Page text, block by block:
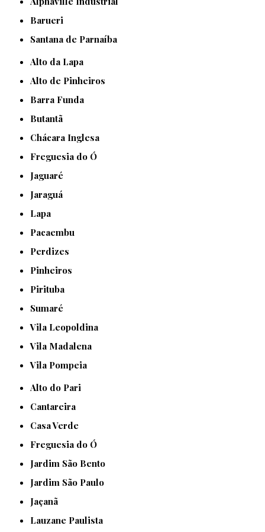
Barueri
Santana de Parnaíba
Alto da Lapa
Alto de Pinheiros
Barra Funda
Butantã
Chácara Inglesa
Freguesia do Ó
Jaguaré
Jaraguá
Lapa
Pacaembu
Perdizes
Pinheiros
Pirituba
Sumaré
Vila Leopoldina
Vila Madalena
Vila Pompeia
Alto do Pari
Cantareira
Casa Verde
Freguesia do Ó
Jardim São Bento
Jardim São Paulo
Jaçanã
Lauzane Paulista